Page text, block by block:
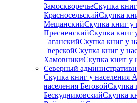
ЗамоскворечьеСкупка
КрасносельскийСкупка
МещанскийСкупка книг у
ПресненскийСкупка книг
ТаганскийСкупка книг у
ТверскойСкупка книг у
ХамовникиСкупка книг у
Северный
Скупка книг у населения
населения БеговойСкупка
БескудниковскийСкупка